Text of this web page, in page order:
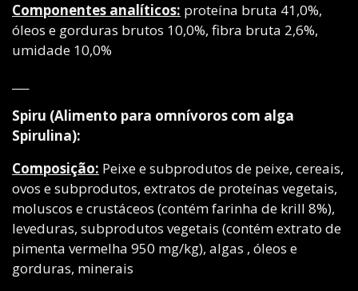
Componentes analíticos: proteína bruta 41,0%,
óleos e gorduras brutos 10,0%, fibra bruta 2,6%,
umidade 10,0%
Spiru (Alimento para omnívoros com alga
Spirulina):
Composição: Peixe e subprodutos de peixe, cereais,
ovos e subprodutos, extratos de proteínas vegetais,
moluscos e crustáceos (contém farinha de krill 8%),
leveduras, subprodutos vegetais (contém extrato de
pimenta vermelha 950 mg/kg), algas , óleos e
gorduras, minerais